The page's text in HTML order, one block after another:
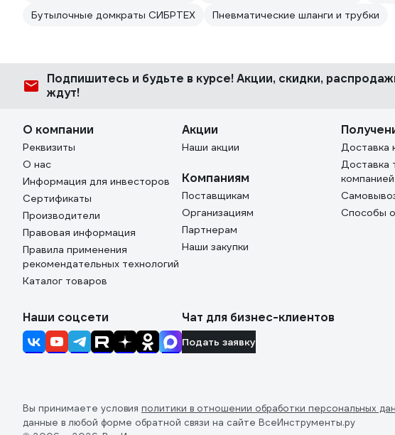
Бутылочные домкраты СИБРТЕХ
Пневматические шланги и трубки
Подпишитесь и будьте в курсе! Акции, скидки,
ждут!
О компании
Реквизиты
О нас
Информация для инвесторов
Сертификаты
Производители
Правовая информация
Правила применения
рекомендательных технологий
Каталог товаров
Акции
Наши акции
Компаниям
Поставщикам
Организациям
Партнерам
Наши закупки
Доставка
Доставка
компанией
Способы
Наши соцсети Чат для бизнес-клиентов
Подать заявку
Вы принимаете условия политики в отношении обработки персональных
данные в любой форме обратной связи на сайте ВсеИнструменты.ру